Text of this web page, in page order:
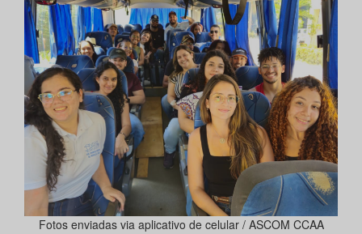
Fotos enviadas via aplicativo de celular / ASCOM CCAA